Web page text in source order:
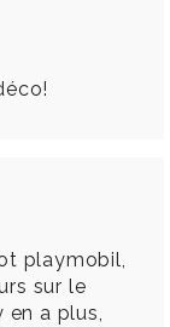
playmobil,
sur le
en a plus,